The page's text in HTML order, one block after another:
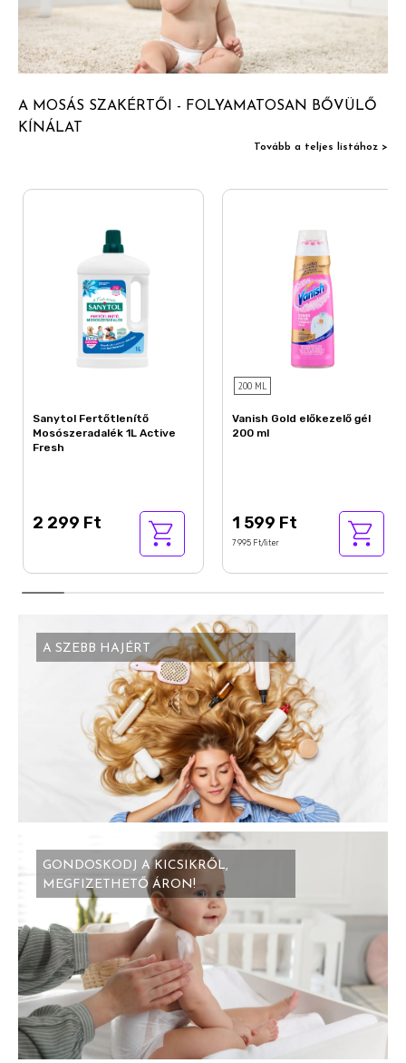
A MOSÁS SZAKÉRTŐI - FOLYAMATOSAN BŐVÜLŐ
KÍNÁLAT
Tovább a teljes listához >
Sanytol Fertőtlenítő
Mosószeradalék 1L Active
Fresh
2 299 Ft
200 ML
Vanish Gold előkezelő gél
200 ml
1 599 Ft
7 995 Ft/liter
A SZEBB HAJÉRT
GONDOSKODJ A KICSIKRŐL,
MEGFIZETHETŐ ÁRON!